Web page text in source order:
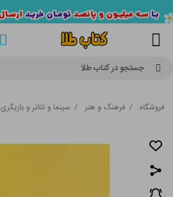
جستجو در کتاب طلا
فروشگاه / فرهنگ و هنر / سینما و تئاتر و بازیگری